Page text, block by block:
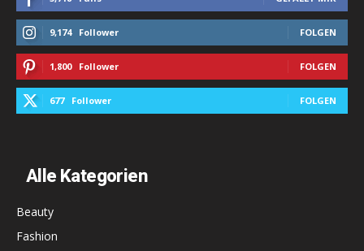
9,174 Follower FOLGEN
1,800 Follower FOLGEN
677 Follower FOLGEN
Alle Kategorien
Beauty
Fashion